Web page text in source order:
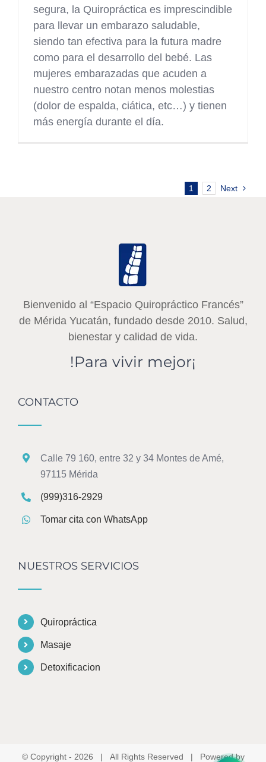
segura, la Quiropráctica es imprescindible
para llevar un embarazo saludable,
siendo tan efectiva para la futura madre
como para el desarrollo del bebé. Las
mujeres embarazadas que acuden a
nuestro centro notan menos molestias
(dolor de espalda, ciática, etc…) y tienen
más energía durante el día.
1 2 Next
Bienvenido al “Espacio Quiropráctico Francés”
de Mérida Yucatán, fundado desde 2010. Salud,
bienestar y calidad de vida.
!Para vivir mejor¡
CONTACTO
Calle 79 160, entre 32 y 34 Montes de Amé,
97115 Mérida
(999)316-2929
Tomar cita con WhatsApp
NUESTROS SERVICIOS
Quiropráctica
Masaje
Detoxificacion
© Copyright - 2026 | All Rights Reserved | Powered by